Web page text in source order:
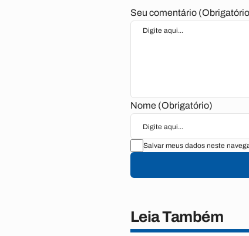
Seu comentário
Nome (Obrigatório)
Salvar meus dados neste
Leia Também